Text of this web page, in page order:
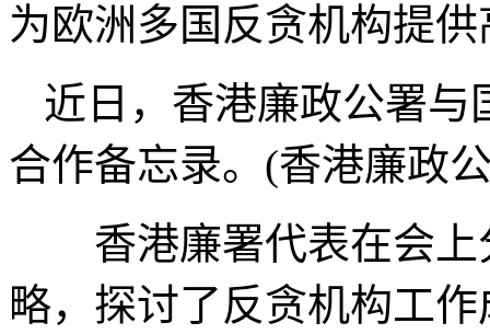
为欧洲多国反贪机构提
近日，香港廉政公署
合作备忘录。(香港廉政
香港廉署代表在会上
略，探讨了反贪机构工